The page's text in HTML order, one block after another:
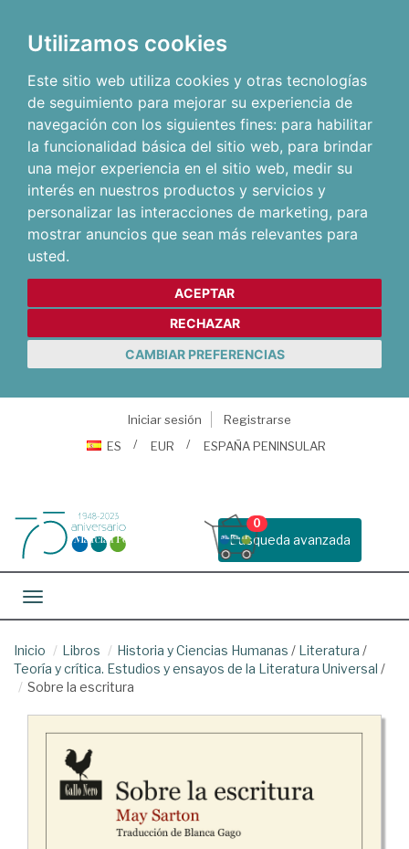
Utilizamos cookies
Este sitio web utiliza cookies y otras tecnologías
de seguimiento para mejorar su experiencia de
navegación con los siguientes fines: para habilitar
la funcionalidad básica del sitio web, para brindar
una mejor experiencia en el sitio web, medir su
interés en nuestros productos y servicios y
personalizar las interacciones de marketing, para
mostrar anuncios que sean más relevantes para
usted.
ACEPTAR
RECHAZAR
CAMBIAR PREFERENCIAS
Iniciar sesión
Registrarse
ES
EUR ESPAÑA PENINSULAR
Busqueda avanzada
0
Toggle navigation
Inicio Libros Historia y Ciencias Humanas / Literatura /
Teoría y crítica. Estudios y ensayos de la Literatura Universal /
Sobre la escritura